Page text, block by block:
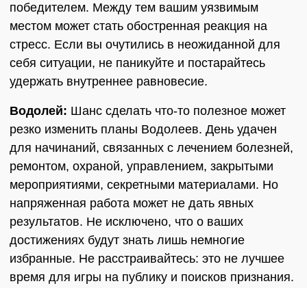
победителем. Между тем вашим уязвимым
местом может стать обостренная реакция на
стресс. Если вы очутились в неожиданной для
себя ситуации, не паникуйте и постарайтесь
удержать внутреннее равновесие.
Водолей: Шанс сделать что-то полезное может
резко изменить планы Водолеев. День удачен
для начинаний, связанных с лечением болезней,
ремонтом, охраной, управлением, закрытыми
мероприятиями, секретными материалами. Но
напряженная работа может не дать явных
результатов. Не исключено, что о ваших
достижениях будут знать лишь немногие
избранные. Не расстраивайтесь: это не лучшее
время для игры на публику и поисков признания.